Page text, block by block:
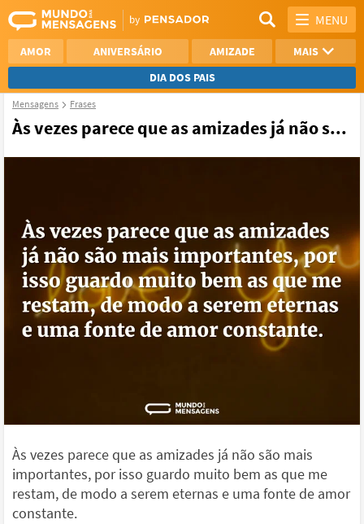
MENU
AMOR ANIVERSÁRIO AMIZADE
MAIS
DIA DOS PAIS
AGRADECIMENTO
Mensagens Frases
Às vezes parece que as amizades já não s...
Às vezes parece que as amizades já não são mais
importantes, por isso guardo muito bem as que me
restam, de modo a serem eternas e uma fonte de amor
constante.